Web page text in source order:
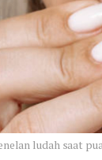
ludah saat